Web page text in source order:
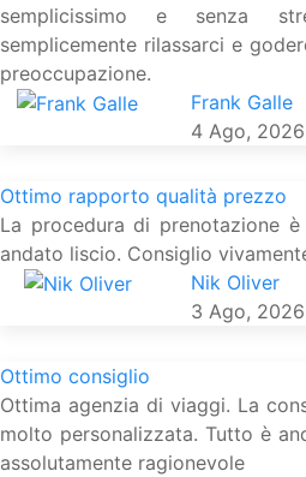
semplicissimo e senza
semplicemente rilassarci e
preoccupazione.
Frank Galle
4 Ago, 2026
Ottimo rapporto qualità prezzo
La procedura di prenotazione
andato liscio. Consiglio
Nik Oliver
3 Ago, 2026
Ottimo consiglio
Ottima agenzia di viaggi. La
molto personalizzata. Tutto è
assolutamente ragionevole